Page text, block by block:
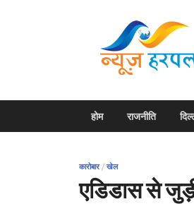
होम राजनीति
कारोबार/ खेल
एडिडास से